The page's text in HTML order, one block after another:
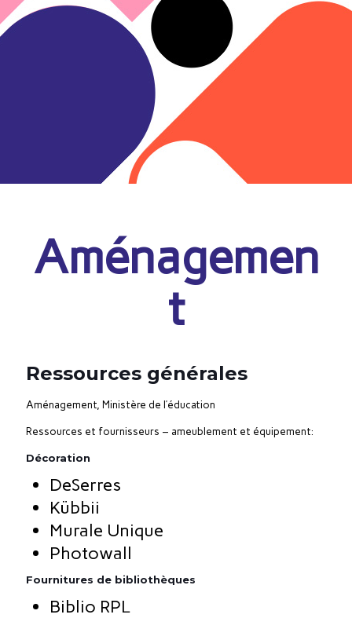
Aménagemen
t
Ressources générales
Aménagement, Ministère de l’éducation
Ressources et fournisseurs – ameublement et équipement:
Décoration
DeSerres
Kübbii
Murale Unique
Photowall
Fournitures de bibliothèques
Biblio RPL